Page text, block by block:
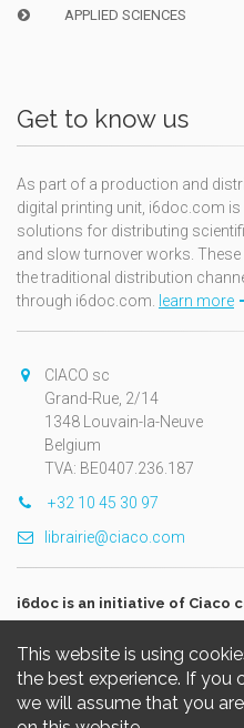
This website is using
the best experience. If you
we will assume that you
APPLIED SCIENCES
Get to know us
As part of a production and
digital printing unit, i6doc.com
solutions for distributing
and slow turnover works.
the traditional distribution
through i6doc.com.
learn more
CIACO sc
Grand-Rue, 2/14
1348 Louvain-la-Neuve
Belgium
TVA: BE0407.236.187
+32 10 45 30 97
librairie@ciaco.com
i6doc is an initiative of Ciaco